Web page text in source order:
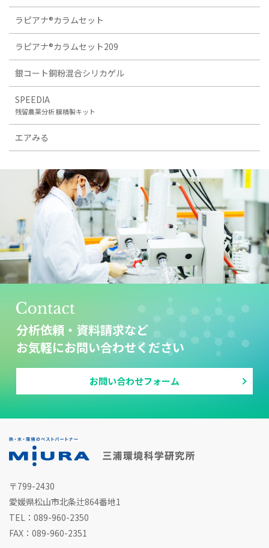
ラピアナ®カラムセット
ラピアナ®カラムセット209
銀コート銅粉混合シリカゲル
SPEEDIA
残留農薬分析 膜精製キット
エアみる
分析依頼・資料請求など
お気軽にお問い合わせください
お問い合わせフォーム
〒799-2430
愛媛県松山市北条辻864番地1
TEL：089-960-2350
FAX：089-960-2351